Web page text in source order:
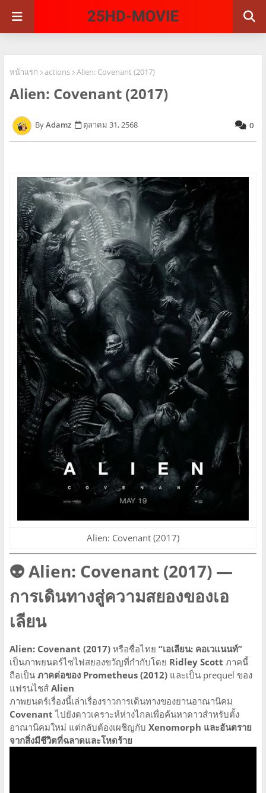
หน้าแรก actions Alien: Covenant (2017)
Alien: Covenant (2017)
Adamz ตุลาคม 31, 2568 0
Alien: Covenant (2017)
👽 Alien: Covenant (2017) —
การเดินทางสู่ความสยองของเอ
เลียน
Alien: Covenant (2017) หรือชื่อไทย “เอเลียน: คอเวแนนท์”
เป็นภาพยนตร์ไซไฟสยองขวัญที่กำกับโดย Ridley Scott ภาคนี้
ถือเป็น ภาคต่อของ Prometheus (2012) และเป็น prequel ของ
แฟรนไชส์ Alien
ภาพยนตร์เรื่องนี้เล่าเรื่องราวการเดินทางของยานอาณานิคม
Covenant ไปยังดาวเคราะห์ห่างไกลเพื่อค้นหาดาวสำหรับตั้ง
อาณานิคมใหม่ แต่กลับต้องเผชิญกับ Xenomorph และอันตราย
จากสิ่งมีชีวิตที่ฉลาดและโหดร้าย